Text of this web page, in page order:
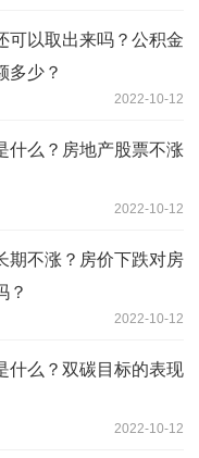
可以取出来吗？公积金
多少？
2022-10-12
什么？房地产股票不涨
2022-10-12
期不涨？房价下跌对房
？
2022-10-12
什么？双碳目标的表现
2022-10-12